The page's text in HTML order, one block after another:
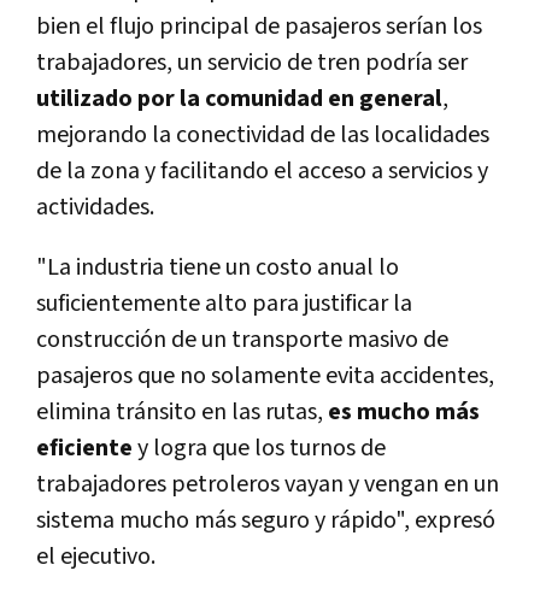
bien el flujo principal de pasajeros serían los
trabajadores, un servicio de tren podría ser
utilizado por la comunidad en general,
mejorando la conectividad de las localidades
de la zona y facilitando el acceso a servicios y
actividades.
"La industria tiene un costo anual lo
suficientemente alto para justificar la
construcción de un transporte masivo de
pasajeros que no solamente evita accidentes,
elimina tránsito en las rutas, es mucho más
eficientey logra que los turnos de
trabajadores petroleros vayan y vengan en un
sistema mucho más seguro y rápido", expresó
el ejecutivo.